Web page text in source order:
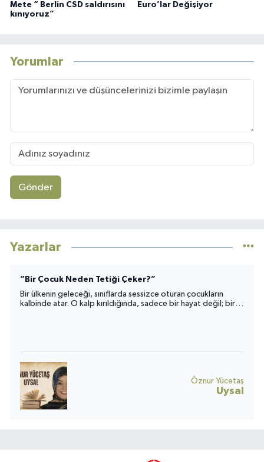
Mete “ Berlin CSD saldırısını
kınıyoruz”
Euro’lar Değişiyor
Yorumlar
Gönder
Yazarlar
“Bir Çocuk Neden Tetiği Çeker?”
Bir ülkenin geleceği, sınıflarda sessizce oturan çocukların
kalbinde atar. O kalp kırıldığında, sadece bir hayat değil; bir
Öznur Yücetaş
Uysal